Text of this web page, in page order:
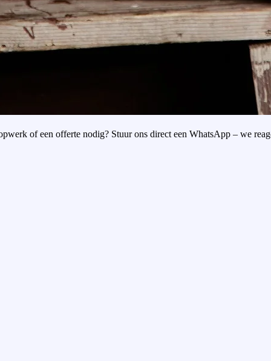
of een offerte nodig? Stuur ons direct een WhatsApp – we